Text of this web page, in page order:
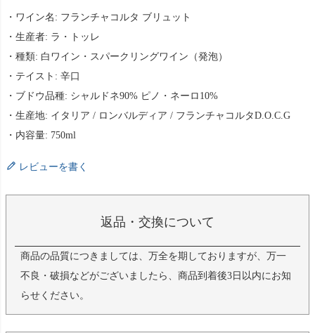
・ワイン名: フランチャコルタ ブリュット
・生産者: ラ・トッレ
・種類: 白ワイン・スパークリングワイン（発泡）
・テイスト: 辛口
・ブドウ品種: シャルドネ90% ピノ・ネーロ10%
・生産地: イタリア / ロンバルディア / フランチャコルタD.O.C.G
・内容量: 750ml
レビューを書く
返品・交換について
商品の品質につきましては、万全を期しておりますが、万一
不良・破損などがございましたら、商品到着後3日以内にお知
らせください。